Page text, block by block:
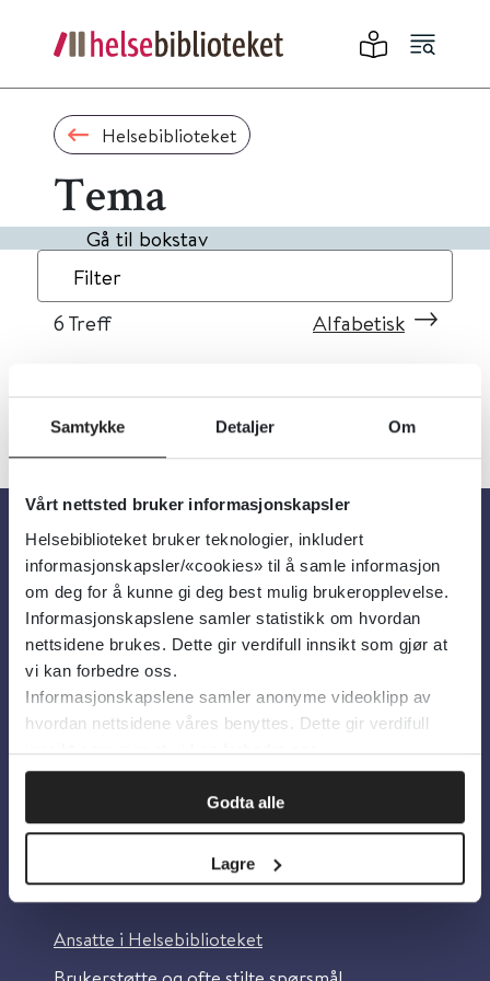
Samtykke Detaljer Om
Vårt nettsted bruker informasjonskapsler
Helsebiblioteket bruker teknologier, inkludert
informasjonskapsler/«cookies» til å samle informasjon
om deg for å kunne gi deg best mulig brukeropplevelse.
Informasjonskapslene samler statistikk om hvordan
nettsidene brukes. Dette gir verdifull innsikt som gjør at
vi kan forbedre oss.
Informasjonskapslene samler anonyme videoklipp av
hvordan nettsidene våres benyttes. Dette gir verdifull
innsikt som gjør at vi kan forbedre oss.
Godta alle
Lagre
Helsebiblioteket
Tema
Gå til bokstav
Filter
6 Treff Alfabetisk
Om oss
Om Helsebiblioteket
Personvern og informasjonskapsler
Tilgjengelighetserklæring
Information in English
Ansatte i Helsebiblioteket